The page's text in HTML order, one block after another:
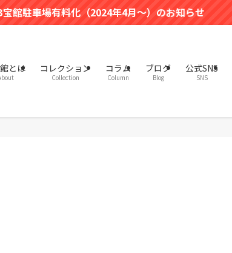
化（2024年4月～）のお知らせ
とは コレクション
Collection
コラム
Column
ブログ
Blog
公式SNS
SNS